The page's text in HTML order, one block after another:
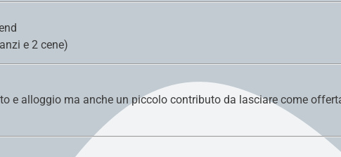
e 2 cene)
e alloggio ma anche un piccolo contributo da lasciare come